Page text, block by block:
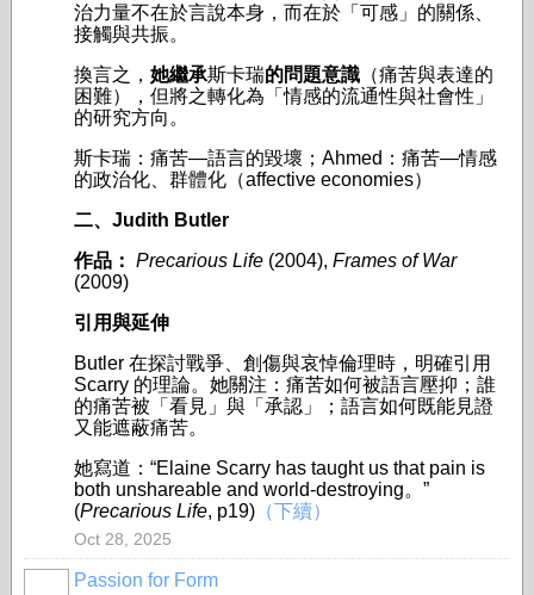
治力量不在於言說本身，而在於「可感」的關係、
接觸與共振。
換言之， 她繼承斯卡瑞的問題意識 （痛苦與表達的
困難），但將之轉化為「情感的流通性與社會性」
的研究方向。
斯卡瑞：痛苦—語言的毀壞；Ahmed：痛苦—情感
的政治化、群體化（affective economies）
二、Judith Butler
作品： Precarious Life (2004), Frames of War
(2009)
引用與延伸
Butler 在探討戰爭、創傷與哀悼倫理時，明確引用
Scarry 的理論。她關注：痛苦如何被語言壓抑；誰
的痛苦被「看見」與「承認」；語言如何既能見證
又能遮蔽痛苦。
她寫道： “Elaine Scarry has taught us that pain is
both unshareable and world-destroying。”
(Precarious Life, p19) （下續）
Oct 28, 2025
Passion for Form